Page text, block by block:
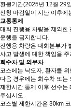
환불기간(2025년 12월 29
신청 마감일이 지난 이후에
교통통제
대회 진행용 차량을 제외한
운행을 금지합니다.
진행용 차량은 대회본부가
사고 발생에 대한 책임을
회수차 및 의무차
코스에는 낙오자, 환자를
다음 경우에는 회수차 또는
제한시간 통제 이후 선수는
주십시오.
코스별 제한시간은 30km